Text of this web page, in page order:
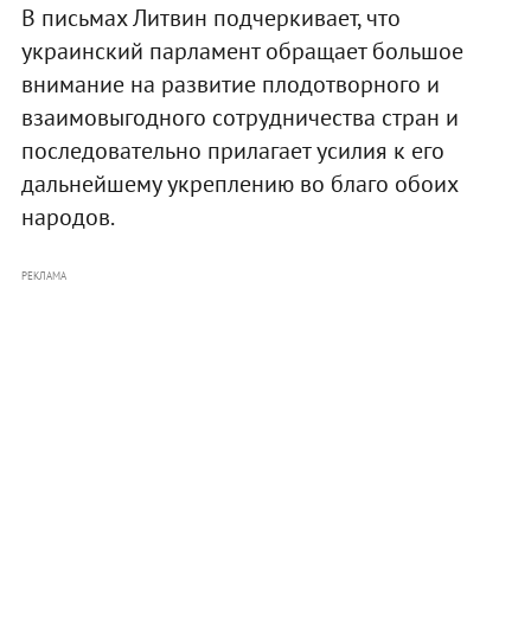
В письмах Литвин подчеркивает, что
украинский парламент обращает большое
внимание на развитие плодотворного и
взаимовыгодного сотрудничества стран и
последовательно прилагает усилия к его
дальнейшему укреплению во благо обоих
народов.
РЕКЛАМА